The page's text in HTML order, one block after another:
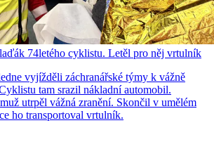
74letého cyklistu. Letěl pro něj vrtulník
vyjížděli záchranářské týmy k vážně
tam srazil nákladní automobil.
utrpěl vážná zranění. Skončil v umělém
ho transportoval vrtulník.